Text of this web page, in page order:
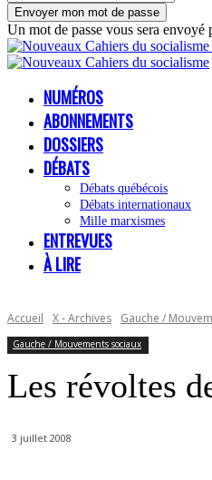
Un mot de passe vous sera envoyé
NUMÉROS
ABONNEMENTS
DOSSIERS
DÉBATS
Débats québécois
Débats internationaux
Mille marxismes
ENTREVUES
À LIRE
Accueil X - Archives Gauche /
Gauche / Mouvements sociaux
Les révoltes
3 juillet 2008